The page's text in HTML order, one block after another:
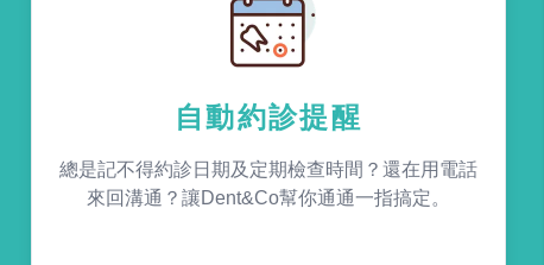
自動約診提醒
總是記不得約診日期及定期檢查時間？還在用電話
來回溝通？讓Dent&Co幫你通通一指搞定。